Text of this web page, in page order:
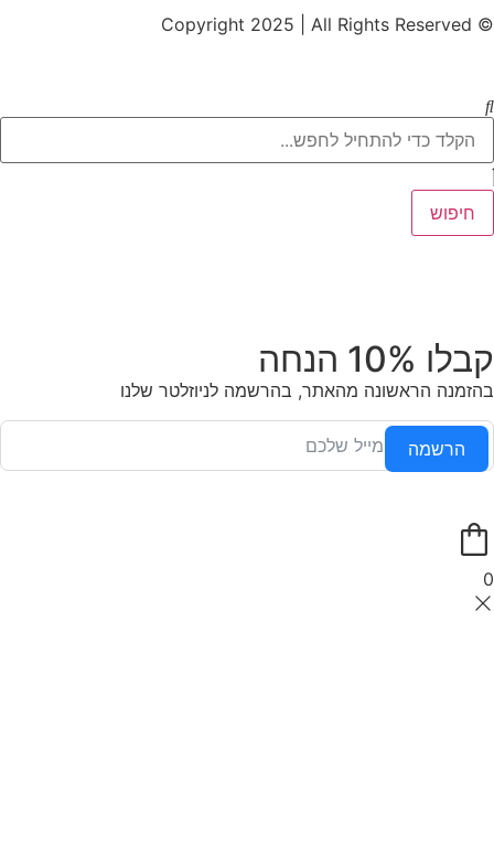
© Copyright 2025 | All Rights Reserved
חיפוש
קבלו 10% הנחה
בהזמנה הראשונה מהאתר, בהרשמה לניוזלטר שלנו
הרשמה
0